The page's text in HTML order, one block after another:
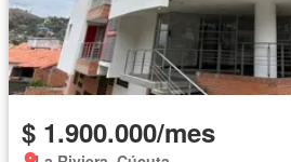
$ 1.900.000/mes